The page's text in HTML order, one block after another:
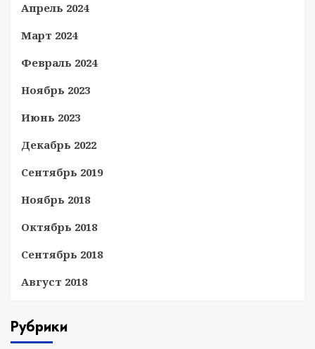
Апрель 2024
Март 2024
Февраль 2024
Ноябрь 2023
Июнь 2023
Декабрь 2022
Сентябрь 2019
Ноябрь 2018
Октябрь 2018
Сентябрь 2018
Август 2018
Рубрики